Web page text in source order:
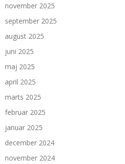
november 2025
september 2025
august 2025
juni 2025
maj 2025
april 2025
marts 2025
februar 2025
januar 2025
december 2024
november 2024